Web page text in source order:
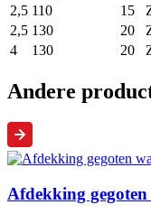
2,5 110 15
2,5 130 20
4
130 20
Andere
Afdekking